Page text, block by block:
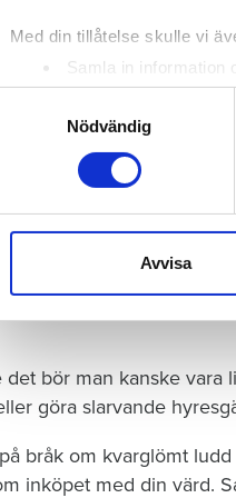
Med din tillåtelse skulle vi
Samla in information
Identifiera din enhet
Ta reda på mer om hur
eller dra tillbaka ditt
sociala medier och
till de sociala medier och
Nödvändig
Avvisa
någon tvekan om vad
och när rutinerna inte
är att tidsbokning
bara den som bokat tid
har
gör rent efter sig, anser
bör man kanske vara
göra slarvande
bråk om kvarglömt
inköpet med din värd.